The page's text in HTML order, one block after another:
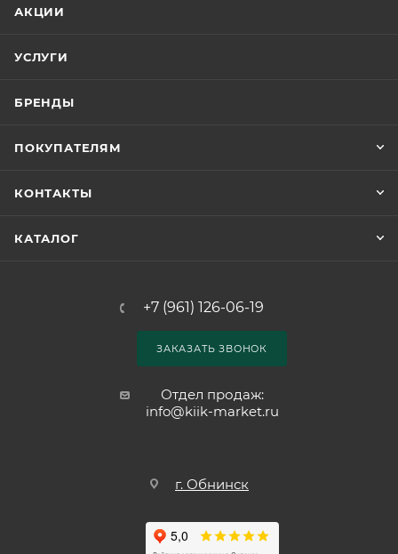
АКЦИИ
УСЛУГИ
БРЕНДЫ
ПОКУПАТЕЛЯМ
КОНТАКТЫ
КАТАЛОГ
+7 (961) 126-06-19
ЗАКАЗАТЬ ЗВОНОК
Отдел продаж:
info@kiik-market.ru
г. Обнинск